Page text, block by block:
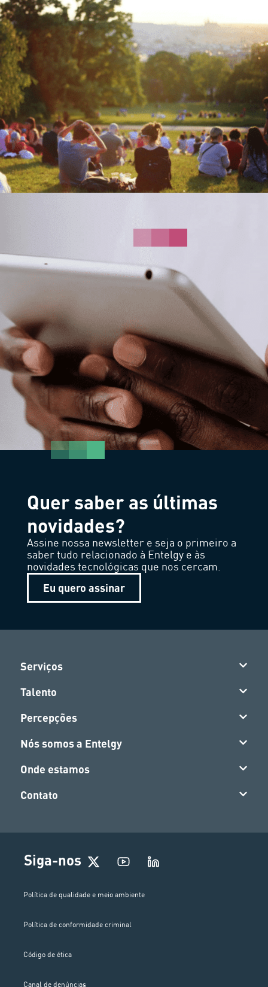
Quer saber as últimas
novidades?
Assine nossa newsletter e seja o primeiro a
saber tudo relacionado à Entelgy e às
novidades tecnológicas que nos cercam.
Eu quero assinar
Serviços
Talento
Percepções
Nós somos a Entelgy
Onde estamos
Contato
Siga-nos
Política de qualidade e meio ambiente
Política de conformidade criminal
Código de ética
Canal de denúncias